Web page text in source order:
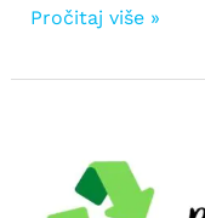
Dermospray
Pročitaj više »